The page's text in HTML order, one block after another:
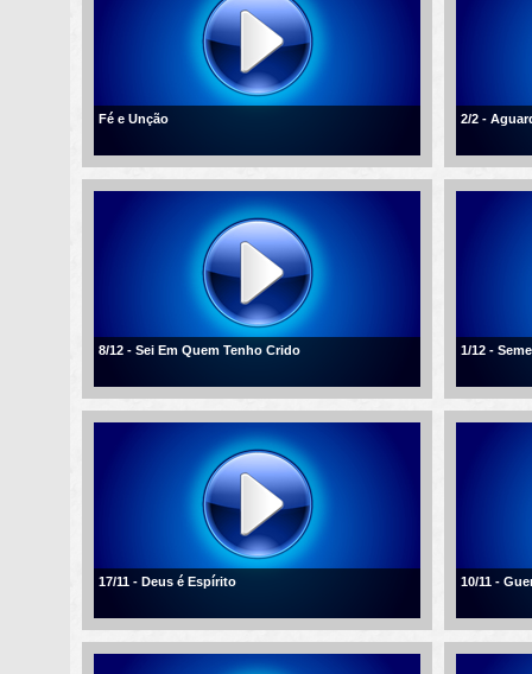
Fé e Unção 2/2 -
8/12 - Sei Em Quem Tenho Crido 1/12 -
17/11 - Deus é Espírito 10/11 -